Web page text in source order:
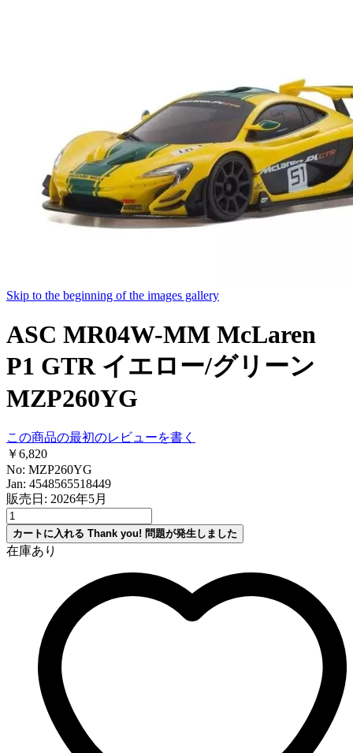
Skip to the beginning of the images gallery
ASC MR04W-MM McLaren
P1 GTR イエロー/グリーン
MZP260YG
この商品の最初のレビューを書く
￥6,820
No: MZP260YG
Jan: 4548565518449
販売日: 2026年5月
カートに入れる Thank you! 問題が発生しました
在庫あり